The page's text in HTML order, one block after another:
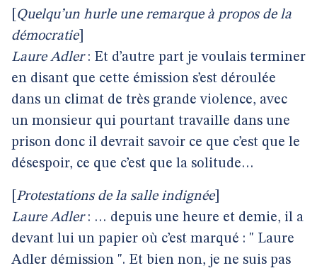
Quelqu’un hurle une remarque à propos de la
démocratie]
Laure Adler: Et d’autre part je voulais terminer
en disant que cette émission s’est déroulée
dans un climat de très grande violence, avec
un monsieur qui pourtant travaille dans une
prison donc il devrait savoir ce que c’est que le
désespoir, ce que c’est que la solitude…
Protestations de la salle indignée]
Laure Adler: … depuis une heure et demie, il a
devant lui un papier où c’est marqué : " Laure
Adler démission ". Et bien non, je ne suis pas